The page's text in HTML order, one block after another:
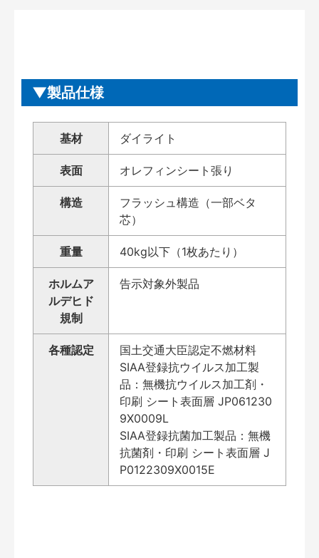
製品仕様
基材 ダイライト
表面 オレフィンシート張り
構造
フラッシュ構造（一部ベタ
芯）
重量 40kg以下（1枚あたり）
ホルムア
ルデヒド
規制
告示対象外製品
各種認定
国土交通大臣認定不燃材料
SIAA登録抗ウイルス加工製
品：無機抗ウイルス加工剤・
印刷 シート表面層 JP061230
9X0009L
SIAA登録抗菌加工製品：無機
抗菌剤・印刷 シート表面層 J
P0122309X0015E